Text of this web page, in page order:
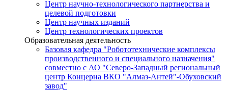
Центр научно-технологического партнерства и
целевой подготовки
Центр научных изданий
Центр технологических проектов
Образовательная деятельность
Базовая кафедра "Робототехнические комплексы
производственного и специального назначения"
совместно с АО "Северо-Западный региональный
центр Концерна ВКО "Алмаз-Антей"-Обуховский
завод"